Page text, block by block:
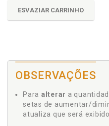
ESVAZIAR CARRINHO
OBSERVAÇÕES
Para alterar a
setas de aumentar/
atualiza que será